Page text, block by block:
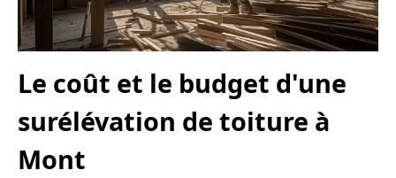
Le coût et le budget d'une
surélévation de toiture à
Mont